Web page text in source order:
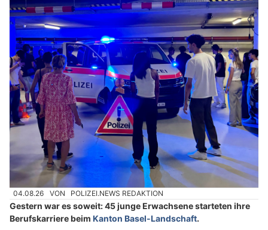
04.08.26 VON POLIZEI.NEWS REDAKTION
Gestern war es soweit: 45 junge Erwachsene starteten ihre
Berufskarriere beim Kanton Basel-Landschaft.